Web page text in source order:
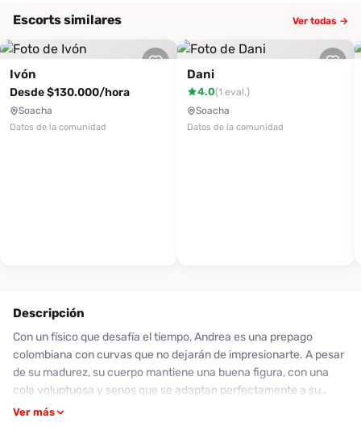
Escorts similares Ver todas →
Ivón
Desde $130.000/hora
Soacha
Datos de la comunidad
Dani
4.0(1 eval.)
Soacha
Datos de la comunidad
Descripción
Con un físico que desafía el tiempo, Andrea es una prepago
colombiana con curvas que no dejarán de impresionarte. A pesar
de su madurez, su cuerpo mantiene una buena figura, con una
cola voluptuosa y senos que se adaptan perfectamente a su
silueta. Sus clientes la valoran su dedicación y la amabilidad en el
Ver más